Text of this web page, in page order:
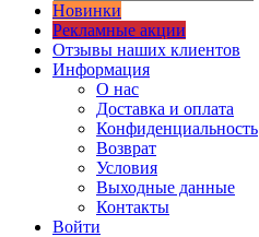
Новинки
Рекламные акции
Отзывы наших клиентов
Информация
О нас
Доставка и оплата
Конфиденциальность
Возврат
Условия
Выходные данные
Контакты
Войти